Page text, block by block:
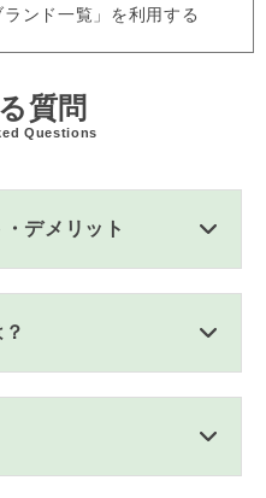
ンド一覧」を利用する
質問
Questions
デメリット